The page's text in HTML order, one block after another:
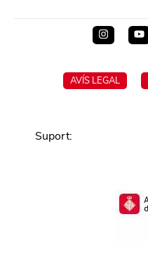
AVÍS LEGAL
Suport: